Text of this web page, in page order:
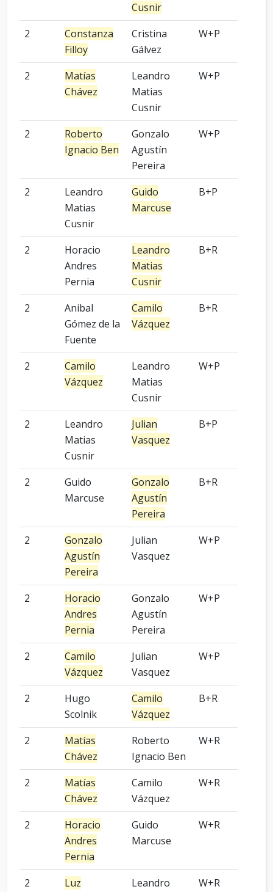
Cusnir
2
Constanza
Filloy
Cristina
Gálvez
W+P
2
Matías
Chávez
Leandro
Matias
Cusnir
W+P
2
Roberto
Ignacio Ben
Gonzalo
Agustín
Pereira
W+P
2
Leandro
Matias
Cusnir
Guido
Marcuse
B+P
2
Horacio
Andres
Pernia
Leandro
Matias
Cusnir
B+R
2
Anibal
Gómez de la
Fuente
Camilo
Vázquez
B+R
2
Camilo
Vázquez
Leandro
Matias
Cusnir
W+P
2
Leandro
Matias
Cusnir
Julian
Vasquez
B+P
2
Guido
Marcuse
Gonzalo
Agustín
Pereira
B+R
2
Gonzalo
Agustín
Pereira
Julian
Vasquez
W+P
2
Horacio
Andres
Pernia
Gonzalo
Agustín
Pereira
W+P
2
Camilo
Vázquez
Julian
Vasquez
W+P
2
Hugo
Scolnik
Camilo
Vázquez
B+R
2
Matías
Chávez
Roberto
Ignacio Ben
W+R
2
Matías
Chávez
Camilo
Vázquez
W+R
2
Horacio
Andres
Pernia
Guido
Marcuse
W+R
2 Luz Leandro W+R